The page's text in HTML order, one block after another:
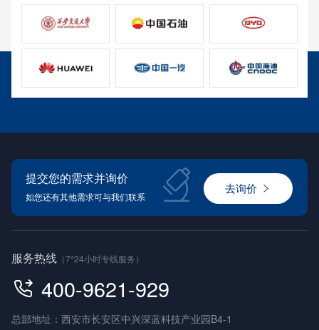
提交您的需求并询价
如您还有其他需求可与我们联系
去询价
服务热线 （7*24小时专线服务）
400-9621-929
总部地址：西安市长安区中兴深蓝科技产业园B4-1